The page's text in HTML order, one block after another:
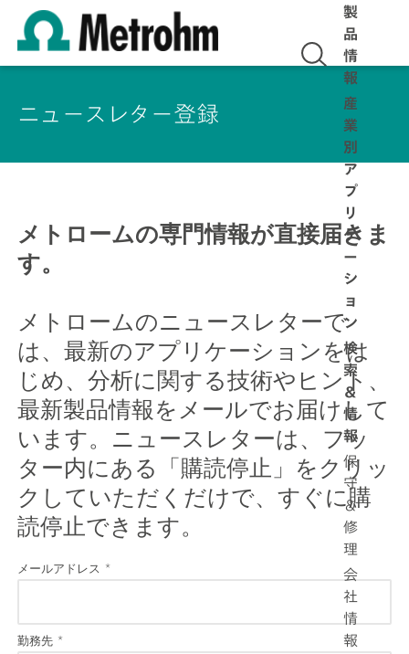
製
品
情
報
産
業
別
ア
プ
リ
ケ
ー
シ
ョ
ン
検
索
＆
情
報
保
守
＆
修
理
会
社
情
報
ニュースレター登録
メトロームの専門情報が直接届きま
す。
メトロームのニュースレターで
は、最新のアプリケーションをは
じめ、分析に関する技術やヒント、
最新製品情報をメールでお届けして
います。ニュースレターは、フッ
ター内にある「購読停止」をクリッ
クしていただくだけで、すぐに購
読停止できます。
メールアドレス *
勤務先 *